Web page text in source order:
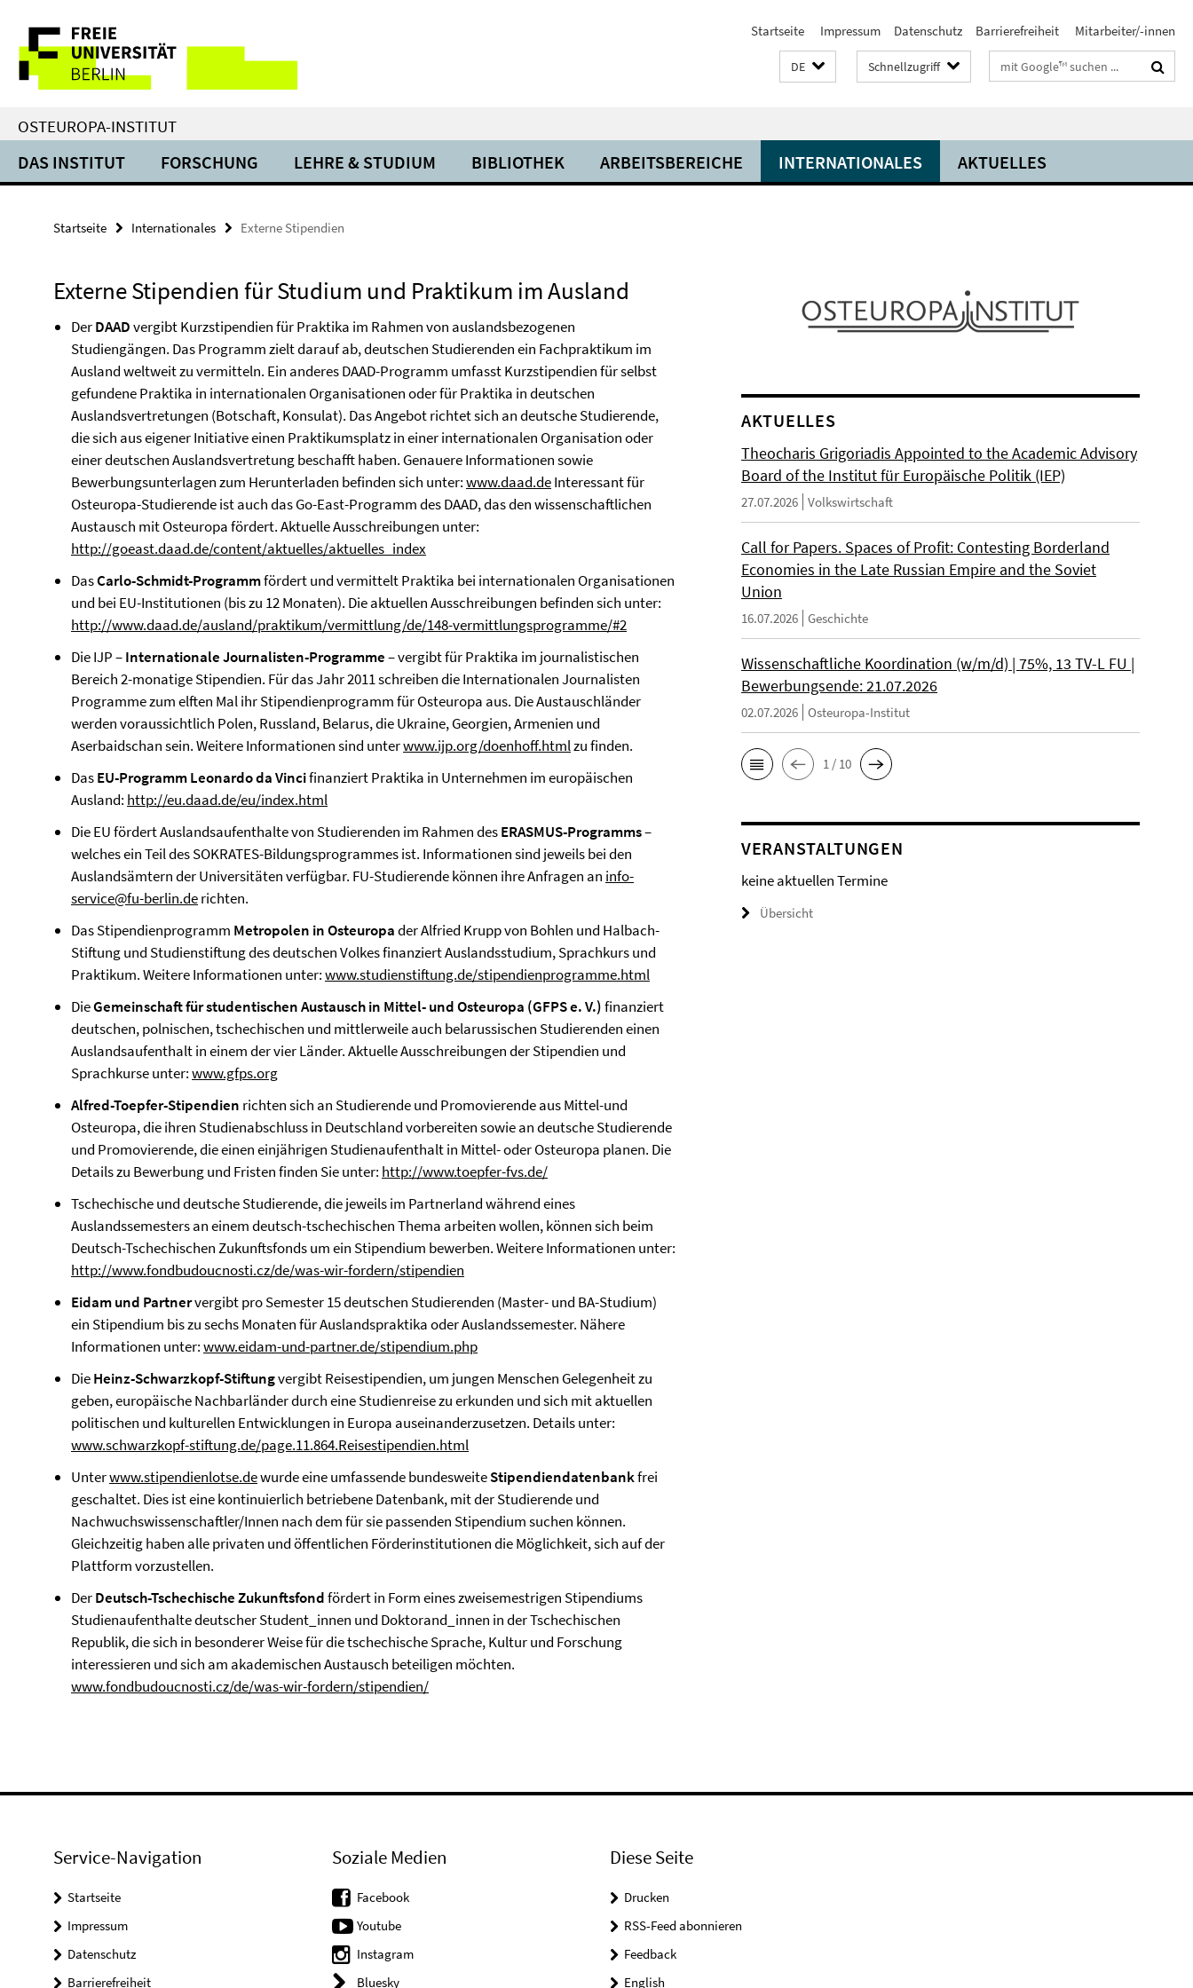
direkt
Inhalt
Service-
Navigation
Startseite Impressum Datenschutz Barrierefreiheit Mitarbeiter/-innen
DE Schnellzugriff Suchbegriffe
OSTEUROPA-INSTITUT
DAS INSTITUT FORSCHUNG LEHRE & STUDIUM BIBLIOTHEK ARBEITSBEREICHE INTERNATIONALES AKTUELLES
Startseite Internationales Externe Stipendien
Externe Stipendien für Studium und Praktikum im Ausland
DerDAADvergibt Kurzstipendien für Praktika im Rahmen von auslandsbezogenen
Studiengängen. Das Programm zielt darauf ab, deutschen Studierenden ein Fachpraktikum im
Ausland weltweit zu vermitteln. Ein anderes DAAD-Programm umfasst Kurzstipendien für selbst
gefundene Praktika in internationalen Organisationen oder für Praktika in deutschen
Auslandsvertretungen (Botschaft, Konsulat). Das Angebot richtet sich an deutsche Studierende,
die sich aus eigener Initiative einen Praktikumsplatz in einer internationalen Organisation oder
einer deutschen Auslandsvertretung beschafft haben. Genauere Informationen sowie
Bewerbungsunterlagen zum Herunterladen befinden sich unter:www.daad.deInteressant für
Osteuropa-Studierende ist auch das Go-East-Programm des DAAD, das den wissenschaftlichen
Austausch mit Osteuropa fördert. Aktuelle Ausschreibungen unter:
http://goeast.daad.de/content/aktuelles/aktuelles_index
DasCarlo-Schmidt-Programmfördert und vermittelt Praktika bei internationalen Organisationen
und bei EU-Institutionen (bis zu 12 Monaten). Die aktuellen Ausschreibungen befinden sich unter:
http://www.daad.de/ausland/praktikum/vermittlung/de/148-vermittlungsprogramme/#2
Die IJP –Internationale Journalisten-Programme– vergibt für Praktika im journalistischen
Bereich 2-monatige Stipendien. Für das Jahr 2011 schreiben die Internationalen Journalisten
Programme zum elften Mal ihr Stipendienprogramm für Osteuropa aus. Die Austauschländer
werden voraussichtlich Polen, Russland, Belarus, die Ukraine, Georgien, Armenien und
Aserbaidschan sein. Weitere Informationen sind unterwww.ijp.org/doenhoff.htmlzu finden.
DasEU-Programm Leonardo da Vincifinanziert Praktika in Unternehmen im europäischen
Ausland: http://eu.daad.de/eu/index.html
Die EU fördert Auslandsaufenthalte von Studierenden im Rahmen desERASMUS-Programms–
welches ein Teil des SOKRATES-Bildungsprogrammes ist. Informationen sind jeweils bei den
Auslandsämtern der Universitäten verfügbar. FU-Studierende können ihre Anfragen an info-
service@fu-berlin.derichten.
Das Stipendienprogramm Metropolen in Osteuropader Alfried Krupp von Bohlen und Halbach-
Stiftung und Studienstiftung des deutschen Volkes finanziert Auslandsstudium, Sprachkurs und
Praktikum. Weitere Informationen unter:www.studienstiftung.de/stipendienprogramme.html
DieGemeinschaft für studentischen Austausch in Mittel- und Osteuropa (GFPS e. V.)finanziert
deutschen, polnischen, tschechischen und mittlerweile auch belarussischen Studierenden einen
Auslandsaufenthalt in einem der vier Länder. Aktuelle Ausschreibungen der Stipendien und
Sprachkurse unter:www.gfps.org
Alfred-Toepfer-Stipendien richten sich an Studierende und Promovierende aus Mittel-und
Osteuropa, die ihren Studienabschluss in Deutschland vorbereiten sowie an deutsche Studierende
und Promovierende, die einen einjährigen Studienaufenthalt in Mittel- oder Osteuropa planen. Die
Details zu Bewerbung und Fristen finden Sie unter: http://www.toepfer-fvs.de/
Tschechische und deutsche Studierende, die jeweils im Partnerland während eines
Auslandssemesters an einem deutsch-tschechischen Thema arbeiten wollen, können sich beim
Deutsch-Tschechischen Zukunftsfonds um ein Stipendium bewerben. Weitere Informationen unter:
http://www.fondbudoucnosti.cz/de/was-wir-fordern/stipendien
Eidam und Partnervergibt pro Semester 15 deutschen Studierenden (Master- und BA-Studium)
ein Stipendium bis zu sechs Monaten für Auslandspraktika oder Auslandssemester. Nähere
Informationen unter:www.eidam-und-partner.de/stipendium.php
DieHeinz-Schwarzkopf-Stiftungvergibt Reisestipendien, um jungen Menschen Gelegenheit zu
geben, europäische Nachbarländer durch eine Studienreise zu erkunden und sich mit aktuellen
politischen und kulturellen Entwicklungen in Europa auseinanderzusetzen. Details unter:
www.schwarzkopf-stiftung.de/page.11.864.Reisestipendien.html
Unterwww.stipendienlotse.dewurde eine umfassende bundesweiteStipendiendatenbankfrei
geschaltet. Dies ist eine kontinuierlich betriebene Datenbank, mit der Studierende und
Nachwuchswissenschaftler/Innen nach dem für sie passenden Stipendium suchen können.
Gleichzeitig haben alle privaten und öffentlichen Förderinstitutionen die Möglichkeit, sich auf der
Plattform vorzustellen.
DerDeutsch-Tschechische Zukunftsfondfördert in Form eines zweisemestrigen Stipendiums
Studienaufenthalte deutscher Student_innen und Doktorand_innen in der Tschechischen
Republik, die sich in besonderer Weise für die tschechische Sprache, Kultur und Forschung
interessieren und sich am akademischen Austausch beteiligen möchten.
www.fondbudoucnosti.cz/de/was-wir-fordern/stipendien/
AKTUELLES
Theocharis Grigoriadis Appointed to the Academic Advisory
Board of the Institut für Europäische Politik (IEP)
27.07.2026 Volkswirtschaft
Call for Papers. Spaces of Profit: Contesting Borderland
Economies in the Late Russian Empire and the Soviet
Union
16.07.2026 Geschichte
Wissenschaftliche Koordination (w/m/d) | 75%, 13 TV-L FU |
Bewerbungsende: 21.07.2026
02.07.2026 Osteuropa-Institut
1 / 10
VERANSTALTUNGEN
keine aktuellen Termine
Übersicht
Service-Navigation
Startseite
Impressum
Datenschutz
Barrierefreiheit
Soziale Medien
Facebook
Youtube
Instagram
Bluesky
Diese Seite
Drucken
RSS-Feed abonnieren
Feedback
English